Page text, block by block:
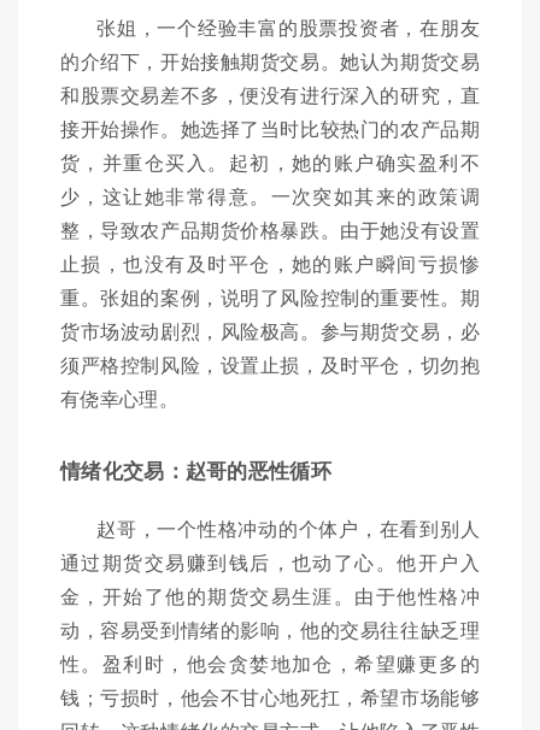
张姐，一个经验丰富的股票投资者，在朋友
的介绍下，开始接触期货交易。她认为期货交易
和股票交易差不多，便没有进行深入的研究，直
接开始操作。她选择了当时比较热门的农产品期
货，并重仓买入。起初，她的账户确实盈利不
少，这让她非常得意。一次突如其来的政策调
整，导致农产品期货价格暴跌。由于她没有设置
止损，也没有及时平仓，她的账户瞬间亏损惨
重。张姐的案例，说明了风险控制的重要性。期
货市场波动剧烈，风险极高。参与期货交易，必
须严格控制风险，设置止损，及时平仓，切勿抱
有侥幸心理。
情绪化交易：赵哥的恶性循环
赵哥，一个性格冲动的个体户，在看到别人
通过期货交易赚到钱后，也动了心。他开户入
金，开始了他的期货交易生涯。由于他性格冲
动，容易受到情绪的影响，他的交易往往缺乏理
性。盈利时，他会贪婪地加仓，希望赚更多的
钱；亏损时，他会不甘心地死扛，希望市场能够